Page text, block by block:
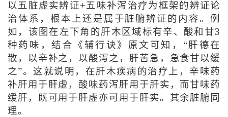
以五脏虚实辨证+五味补泻治疗为框架的辨证论
治体系，根本上还是属于脏腑辨证的内容。例
如，该图在左下角的肝木区域标有辛、酸和甘3
种药味，结合《辅行诀》原文可知，“肝德在
散，以辛补之，以酸泻之，肝苦急，急食甘以缓
之”。这就说明，在肝木疾病的治疗上，辛味药
补肝用于肝虚，酸味药泻肝用于肝实，而甘味药
缓肝，既可用于肝虚亦可用于肝实。其余脏腑同
理。